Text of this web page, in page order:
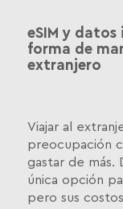
eSIM y
forma de
extranjero
Viajar al
preocupación
gastar de más.
única opción
pero sus